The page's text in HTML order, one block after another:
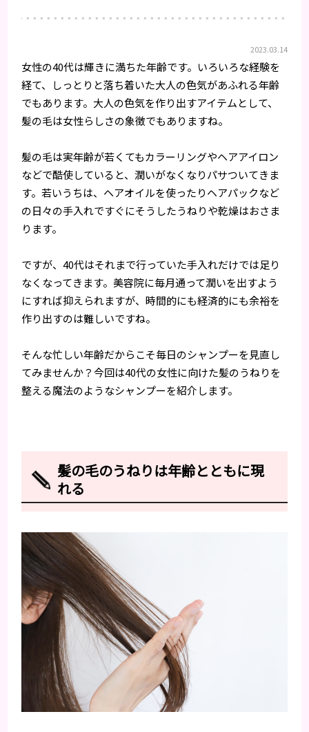
2023.03.14
女性の40代は輝きに満ちた年齢です。いろいろな経験を
経て、しっとりと落ち着いた大人の色気があふれる年齢
でもあります。大人の色気を作り出すアイテムとして、
髪の毛は女性らしさの象徴でもありますね。
髪の毛は実年齢が若くてもカラーリングやヘアアイロン
などで酷使していると、潤いがなくなりパサついてきま
す。若いうちは、ヘアオイルを使ったりヘアパックなど
の日々の手入れですぐにそうしたうねりや乾燥はおさま
ります。
ですが、40代はそれまで行っていた手入れだけでは足り
なくなってきます。美容院に毎月通って潤いを出すよう
にすれば抑えられますが、時間的にも経済的にも余裕を
作り出すのは難しいですね。
そんな忙しい年齢だからこそ毎日のシャンプーを見直し
てみませんか？今回は40代の女性に向けた髪のうねりを
整える魔法のようなシャンプーを紹介します。
髪の毛のうねりは年齢とともに現
れる